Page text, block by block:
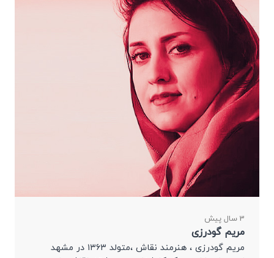
3 سال پیش
مریم گودرزی
مریم گودرزی ، هنرمند نقاش ،متولد ۱۳۶۳ در مشهد